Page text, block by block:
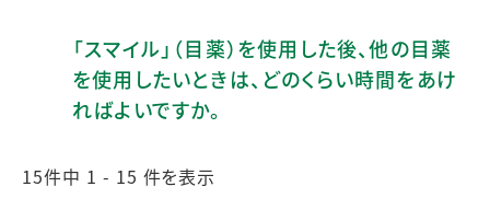
「スマイル」（目薬）を使用した後、他の目薬
を使用したいときは、どのくらい時間をあけ
ればよいですか。
15件中 1 - 15 件を表示